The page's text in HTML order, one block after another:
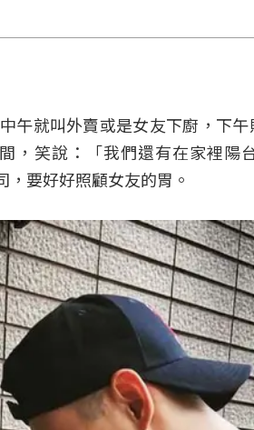
午就叫外賣或是女友下廚，下
，笑說：「我們還有在家裡陽
要好好照顧女友的胃。